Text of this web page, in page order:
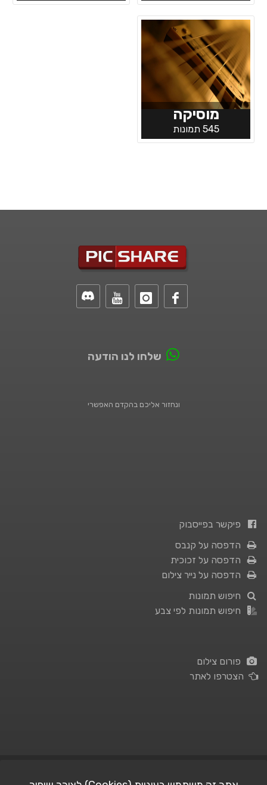
מוסיקה
545 תמונות
שלחו לנו הודעה
ונחזור אליכם בהקדם האפשרי
פיקשר בפייסבוק
הדפסה על קנבס
הדפסה על זכוכית
הדפסה על נייר צילום
חיפוש תמונות
חיפוש תמונות לפי צבע
פורום צילום
הצטרפו לאתר